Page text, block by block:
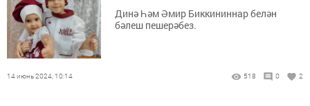
Динә Һәм Әмир Биккининнар белән
бәлеш пешерәбез.
14 июнь 2024, 10:14 518 0 2